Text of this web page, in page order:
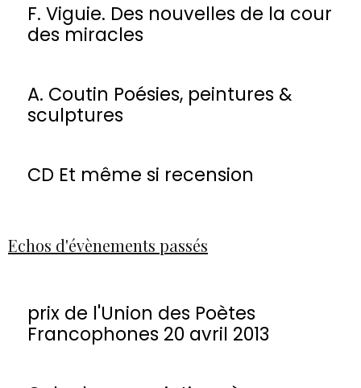
F. Viguie. Des nouvelles de la cour
des miracles
A. Coutin Poésies, peintures &
sculptures
CD Et même si recension
Echos d'évènements passés
prix de l'Union des Poètes
Francophones 20 avril 2013